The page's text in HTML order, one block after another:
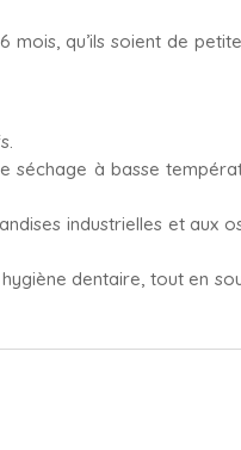
qu’ils soient de
séchage à basse
industrielles et aux
dentaire, tout en